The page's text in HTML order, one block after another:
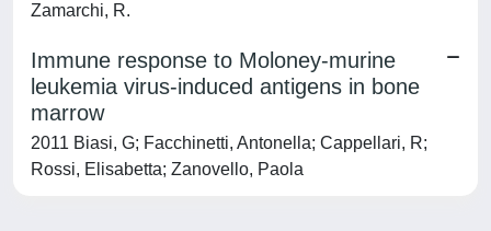
Zamarchi, R.
Immune response to Moloney-murine
leukemia virus-induced antigens in bone
marrow
2011 Biasi, G; Facchinetti, Antonella; Cappellari, R;
Rossi, Elisabetta; Zanovello, Paola